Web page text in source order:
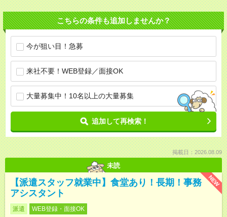
こちらの条件も追加しませんか？
今が狙い目！急募
来社不要！WEB登録／面接OK
大量募集中！10名以上の大量募集
追加して再検索！
掲載日：2026.08.09
未読
NEW
【派遣スタッフ就業中】食堂あり！長期！事務
アシスタント
派遣 WEB登録・面接OK